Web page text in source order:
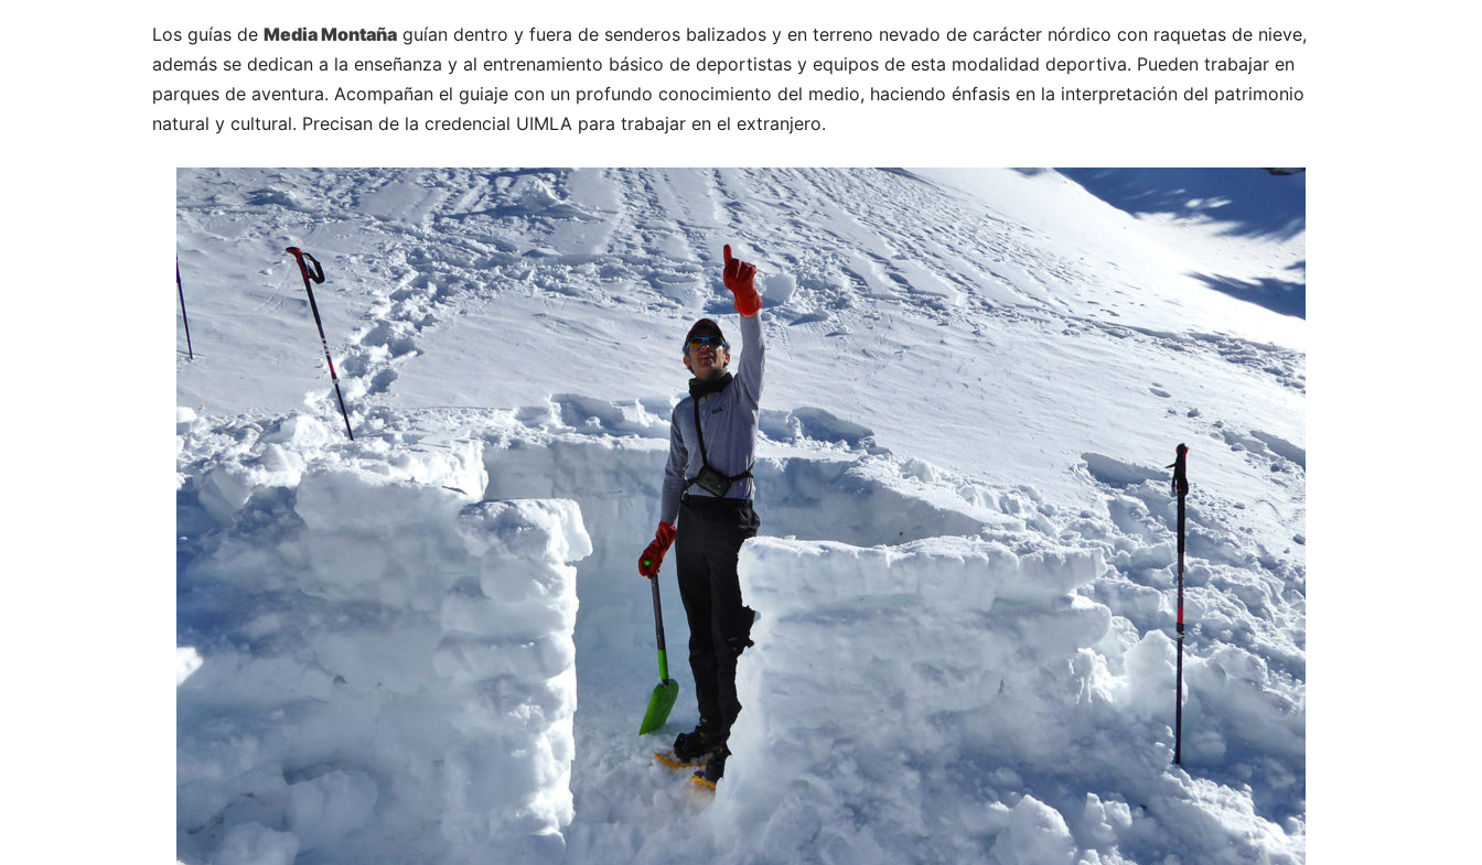
Los guías de Media Montaña guían dentro y fuera de senderos balizados y en terreno nevado de carácter nórdico con raquetas de nieve,
además se dedican a la enseñanza y al entrenamiento básico de deportistas y equipos de esta modalidad deportiva. Pueden trabajar en
parques de aventura. Acompañan el guiaje con un profundo conocimiento del medio, haciendo énfasis en la interpretación del patrimonio
natural y cultural. Precisan de la credencial UIMLA para trabajar en el extranjero.